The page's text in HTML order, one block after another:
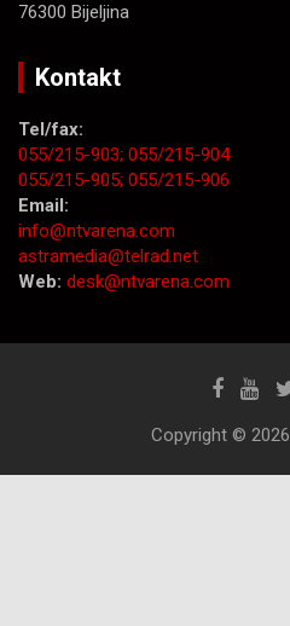
76300 Bijeljina
Kontakt
Tel/fax:
055/215-903; 055/215-904
055/215-905; 055/215-906
Email:
info@ntvarena.com
astramedia@telrad.net
Web: desk@ntvarena.com
Copyright © 2026